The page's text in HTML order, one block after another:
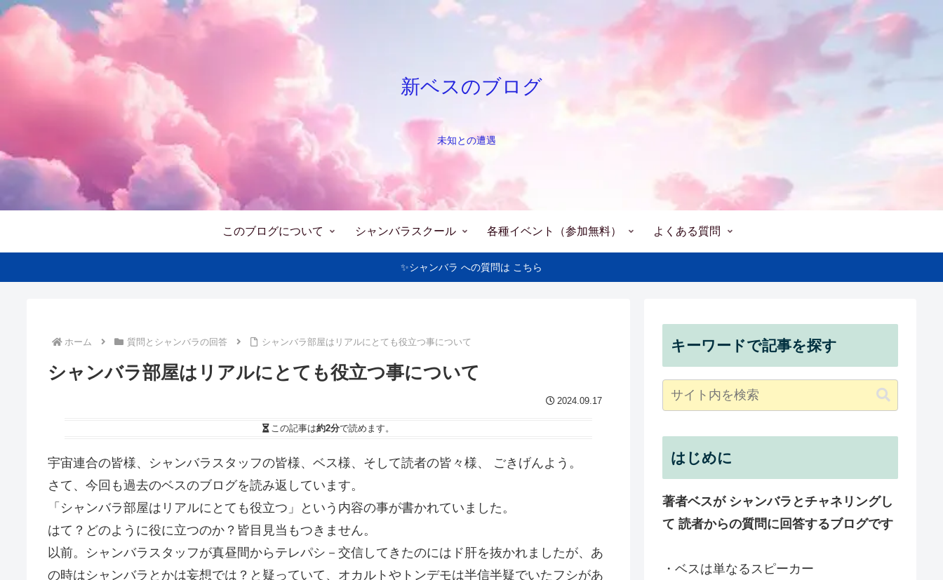
新ベスのブログ
未知との遭遇
このブログについて シャンバラスクール 各種イベント（参加無料） よくある質問
✨シャンバラ への質問は こちら
ホーム 質問とシャンバラの回答 シャンバラ部屋はリアルにとても役立つ事について
シャンバラ部屋はリアルにとても役立つ事について
2024.09.17
この記事は約2分で読めます。
宇宙連合の皆様、シャンバラスタッフの皆様、ベス様、そして読者の皆々様、 ごきげんよう。
さて、今回も過去のベスのブログを読み返しています。
「シャンバラ部屋はリアルにとても役立つ」という内容の事が書かれていました。
はて？どのように役に立つのか？皆目見当もつきません。
以前。シャンバラスタッフが真昼間からテレパシ－交信してきたのにはド肝を抜かれましたが、あ
の時はシャンバラとかは妄想では？と疑っていて、オカルトやトンデモは半信半疑でいたフシがあ
キーワードで記事を探す
はじめに
著者ベスが シャンバラとチャネリングし
て 読者からの質問に回答するブログです
・ベスは単なるスピーカー